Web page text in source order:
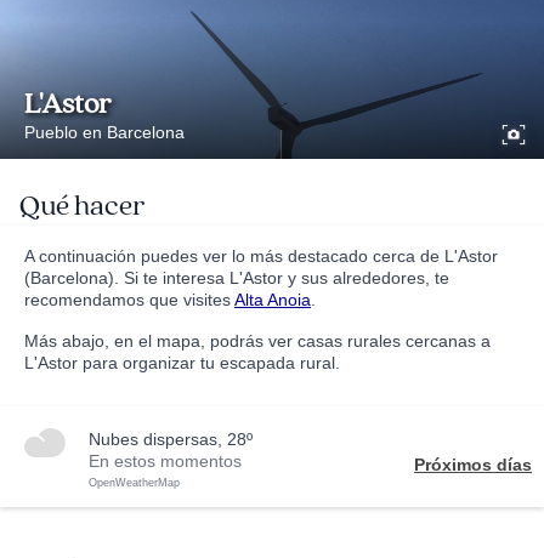
L'Astor
Pueblo en Barcelona
Qué hacer
A continuación puedes ver lo más destacado cerca de L'Astor
(Barcelona). Si te interesa L'Astor y sus alrededores, te
recomendamos que visitesAlta Anoia
Más abajo, en el mapa, podrás ver casas rurales cercanas a
L'Astor para organizar tu escapada rural.
nubes dispersas, 28º
En estos momentos
OpenWeatherMap
Próximos días